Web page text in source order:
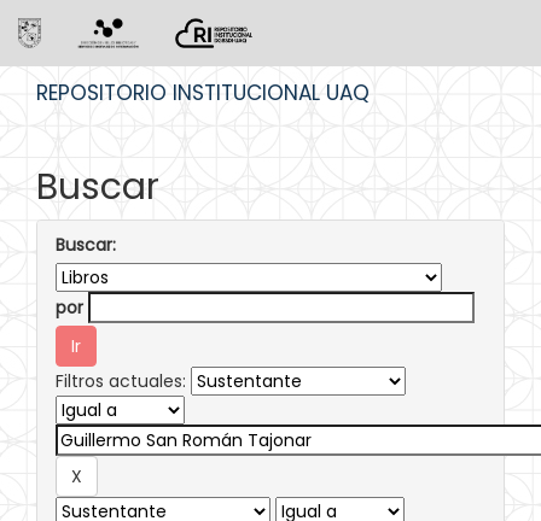
REPOSITORIO INSTITUCIONAL UAQ
Buscar
Buscar:
por
Filtros actuales: